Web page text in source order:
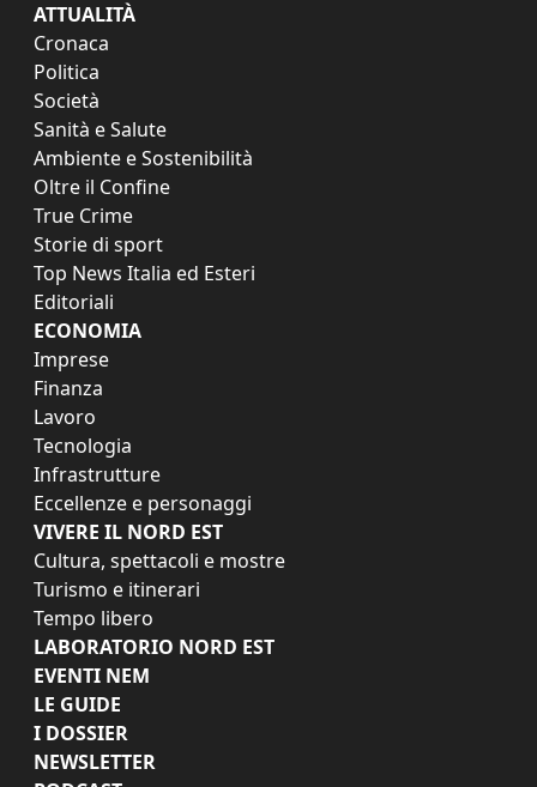
ATTUALITÀ
Cronaca
Politica
Società
Sanità e Salute
Ambiente e Sostenibilità
Oltre il Confine
True Crime
Storie di sport
Top News Italia ed Esteri
Editoriali
ECONOMIA
Imprese
Finanza
Lavoro
Tecnologia
Infrastrutture
Eccellenze e personaggi
VIVERE IL NORD EST
Cultura, spettacoli e mostre
Turismo e itinerari
Tempo libero
LABORATORIO NORD EST
EVENTI NEM
LE GUIDE
I DOSSIER
NEWSLETTER